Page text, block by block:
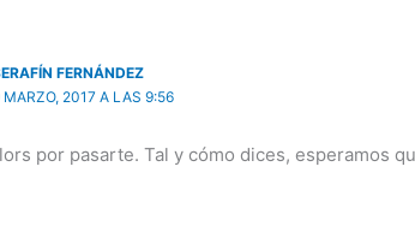
FERNÁNDEZ
MARZO, 2017 A LAS 9:56
por pasarte. Tal y cómo dices, esperamos